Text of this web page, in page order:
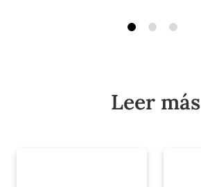
Leer más